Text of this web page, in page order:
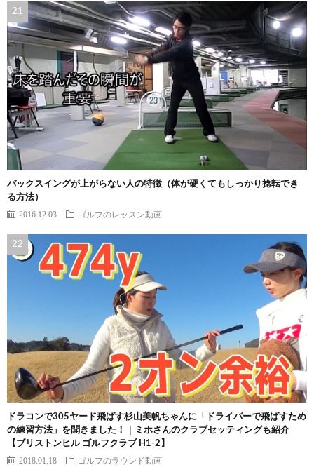
バックスイングが上がらない人の特徴（体が硬くてもしっかり捻転でき
る方法）
2016.12.03 ゴルフのレッスン動画
ドラコンで305ヤード飛ばす杉山美帆ちゃんに「ドライバーで飛ばすため
の練習方法」を聞きました！｜ミホさんのクラブセッティングも紹介
【ブリストンヒル ゴルフクラブ H1-2】
2018.01.18 ゴルフのラウンド動画